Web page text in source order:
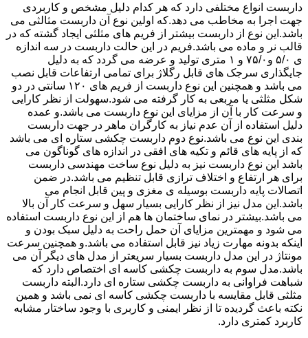
داربست انواع مختلفی دارد که هر کدام دلیل مشخص و کاربردی
جهت اجرا به مخاطب می دهد.که اولین نوع آن داربست مثالثی می
باشد.این نوع از داربست بیشتر از فریم های مثلثی ایجاد گشته که در
قالب نر و ماده می باشد.فریم در این حالت داربست در سه اندازه
ی ۵/۰ و۷۵/۰ و ۱ متری تولید و عرضه می گردد که به دلیل
جایگذاری سرجک های قابل رگلاژ برای تمامی ارتفاعات قابل نصب
می باشد و همچنین این نوع داربست از فریم های ۱۲۰ سانتی در دو
شکل مثلثی یا مربعی به کار گرفته می شود.سهولت از نظر کارایی
و سرعت کار با آن از مزایای این نوع داربست می باشد.و عمده
دلیل استفاده از آن عدم نیاز به کارگران ماهر در جهت داربست
بندی این نوع می باشد.نوع دوم داربست چکشی ستاره ای می باشد
که از پایه های قائم و تکیه های افقی در اندازه های گوناگون می
باشد این نوع داربست نیز به دلیل نوع ساخت مهندسی داربست
برای هر ارتفاع و اختلاف ترازی قابل تنظیم می باشد.در ضمن
اتصالات پایه داربست بوسیله ی مغزی و پین قابل انجام می
باشد.این مدل نیز از نظر کارایی بسیار سهل و سرعت کار آن بالا
می باشد.بیشتر در نمای ساختمان ها هم از این نوع داربست استفاده
می شود و مهمترین مزایای آن حمل راحت به دلیل سبک بودن و
اینکه بدونه مهارت زیاد نیز قابل استفاده می باشد.و همچنین سرعت
مونتاژ در این مدل داربست بسیار سریعتر از مدل های دیگر آن می
باشد.مدل سوم به داربست چکشی کاسه ای اختصاص دارد که
شباهت فراوانی به داربست چکشی ستاره ای دارد.البته داربست
مثلثی قابل مقایسه با داربست چکشی کاسه ای نمی باشد و همین
نکته باعث گردیده تا از نظر ایمنی و کاربری با وجود ساختار مشابه
کاربرد کمتری دارد.